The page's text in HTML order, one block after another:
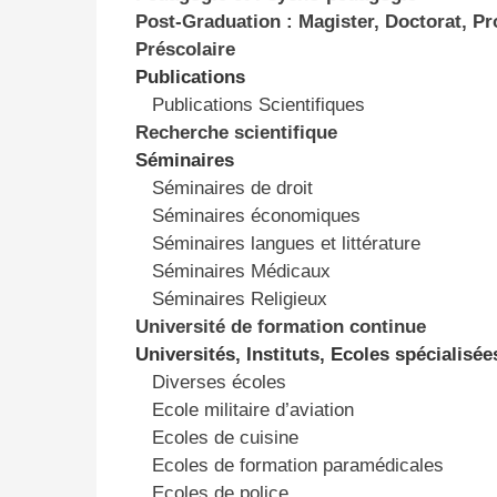
Post-Graduation : Magister, Doctorat,
Préscolaire
Publications
Publications Scientifiques
Recherche scientifique
Séminaires
Séminaires de droit
Séminaires économiques
Séminaires langues et littérature
Séminaires Médicaux
Séminaires Religieux
Université de formation continue
Universités, Instituts, Ecoles
Diverses écoles
Ecole militaire d’aviation
Ecoles de cuisine
Ecoles de formation paramédicales